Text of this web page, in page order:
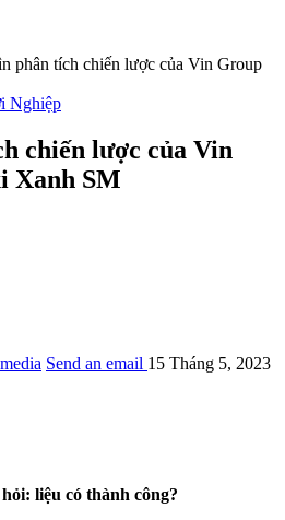
phân tích chiến lược của Vin Group
Nghiệp
chiến lược của Vin
Xanh SM
Send an email 15 Tháng 5, 2023
liệu có thành công?